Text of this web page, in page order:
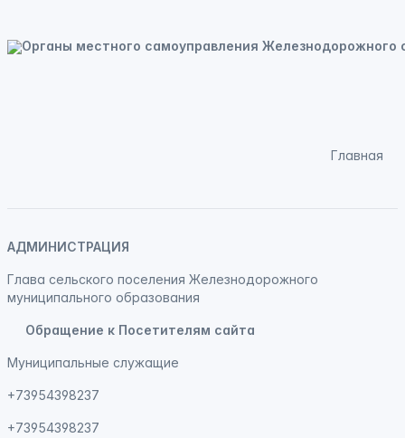
Главная
АДМИНИСТРАЦИЯ
Глава сельского поселения Железнодорожного
муниципального образования
Обращение к Посетителям сайта
Муниципальные служащие
+73954398237
+73954398237